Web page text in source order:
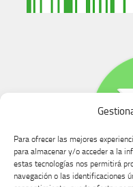
Para ofrecer las mejores
para almacenar y/o acceder a la
estas tecnologías nos permitirá
navegación o las identificaciones